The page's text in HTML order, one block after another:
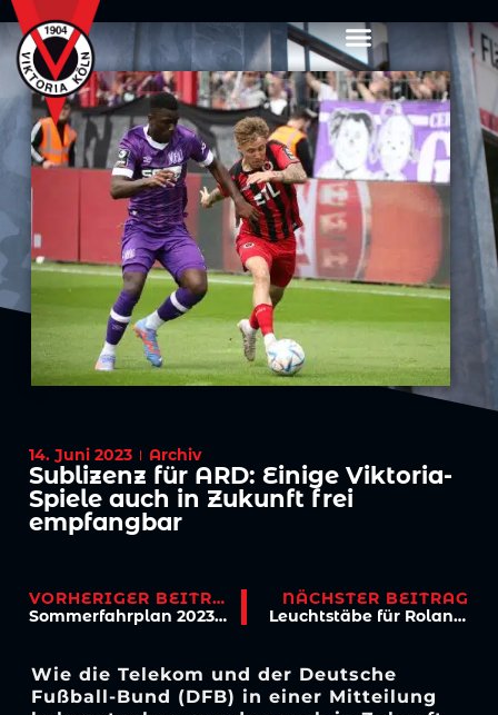
14. Juni 2023 Archiv
Sublizenz für ARD: Einige Viktoria-
Spiele auch in Zukunft frei
empfangbar
VORHERIGER BEITRAG
Sommerfahrplan 2023/24: Noch im Juni geht es wieder auf den Rasen!
NÄCHSTER BEITRAG
Leuchtstäbe für Roland Kaiser: Chefkoch Schultz und David Philipp bei den Alexianer Werkstätten
Wie die Telekom und der Deutsche
Fußball-Bund (DFB) in einer Mitteilung